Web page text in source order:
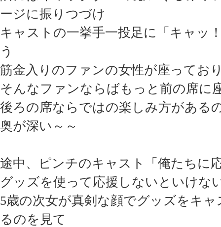
ージに振りつづけ
キャストの一挙手一投足に「キャッ
う
筋金入りのファンの女性が座ってお
そんなファンならばもっと前の席に
後ろの席ならではの楽しみ方がある
奥が深い～～
途中、ピンチのキャスト「俺たちに
グッズを使って応援しないといけな
5歳の次女が真剣な顔でグッズをキ
るのを見て